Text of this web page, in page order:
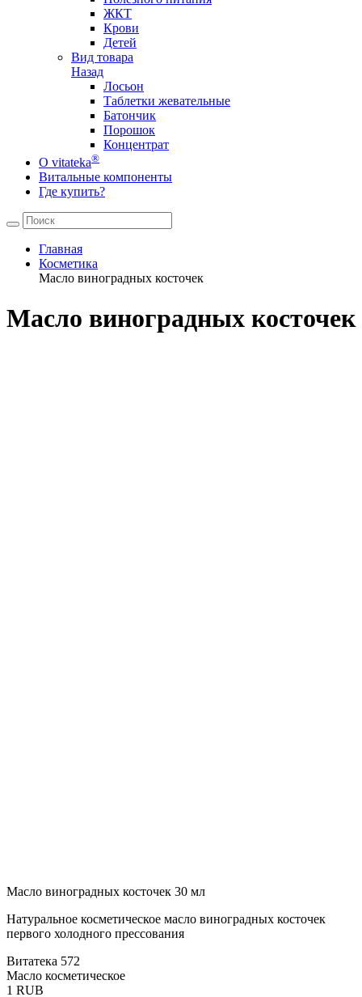
ЖКТ
Крови
Детей
Вид товара
Назад
Лосьон
Таблетки жевательные
Батончик
Порошок
Концентрат
О vitateka®
Витальные компоненты
Где купить?
Главная
Косметика
Масло виноградных косточек
Масло виноградных косточек
Масло виноградных косточек 30 мл
Натуральное косметическое масло виноградных косточек
первого холодного прессования
Витатека 572
Масло косметическое
1 RUB